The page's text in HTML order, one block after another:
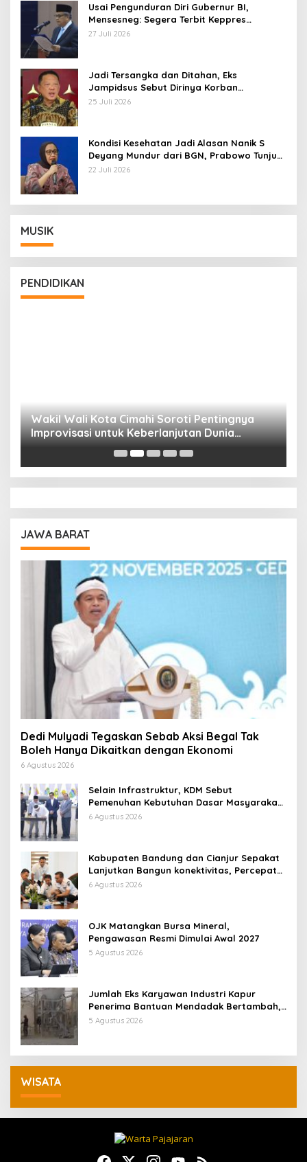
Usai Pengunduran Diri Gubernur BI,
Mensesneg: Segera Terbit Keppres
Pemberhentian dengan Hormat
27 Juli 2026
Jadi Tersangka dan Ditahan, Eks
Jampidsus Sebut Dirinya Korban
Kriminalisasi
25 Juli 2026
Kondisi Kesehatan Jadi Alasan Nanik S
Deyang Mundur dari BGN, Prabowo Tunjuk
Wamentan Sudaryono
22 Juli 2026
MUSIK
PENDIDIKAN
Wakil Wali Kota Cimahi Soroti Pentingnya
Improvisasi untuk Keberlanjutan Dunia
Pendidikan
JAWA BARAT
Dedi Mulyadi Tegaskan Sebab Aksi Begal Tak
Boleh Hanya Dikaitkan dengan Ekonomi
6 Agustus 2026
Selain Infrastruktur, KDM Sebut
Pemenuhan Kebutuhan Dasar Masyarakat
Jadi Fokus APBD Jabar 2027
6 Agustus 2026
Kabupaten Bandung dan Cianjur Sepakat
Lanjutkan Bangun konektivitas, Percepat
Pertumbuhan Ekonomi Daerah
6 Agustus 2026
OJK Matangkan Bursa Mineral,
Pengawasan Resmi Dimulai Awal 2027
5 Agustus 2026
Jumlah Eks Karyawan Industri Kapur
Penerima Bantuan Mendadak Bertambah,
KDM: Kita Identifikasi
5 Agustus 2026
WISATA